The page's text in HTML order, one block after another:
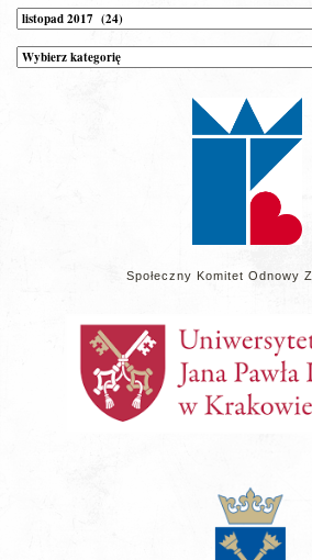
Archiwum
Kategorie
wpisów
Społeczny Komitet Odnowy